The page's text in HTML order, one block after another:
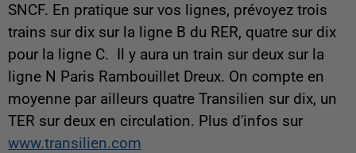
SNCF. En pratique sur vos lignes, prévoyez trois
trains sur dix sur la ligne B du RER, quatre sur dix
pour la ligne C. Il y aura un train sur deux sur la
ligne N Paris Rambouillet Dreux. On compte en
moyenne par ailleurs quatre Transilien sur dix, un
TER sur deux en circulation. Plus d'infos sur
www.transilien.com